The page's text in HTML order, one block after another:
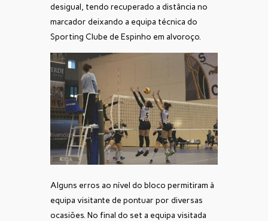
desigual, tendo recuperado a distância no
marcador deixando a equipa técnica do
Sporting Clube de Espinho em alvoroço.
Alguns erros ao nível do bloco permitiram à
equipa visitante de pontuar por diversas
ocasiões. No final do set a equipa visitada